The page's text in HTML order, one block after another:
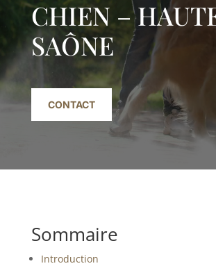
CHIEN –
SAÔNE
CONTACT
Sommaire
Introduction